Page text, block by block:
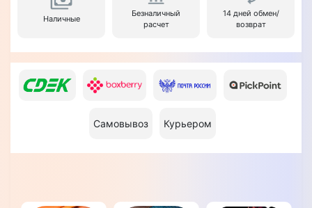
Наличные
Безналичный
расчет
14 дней обмен/
возврат
Самовывоз Курьером